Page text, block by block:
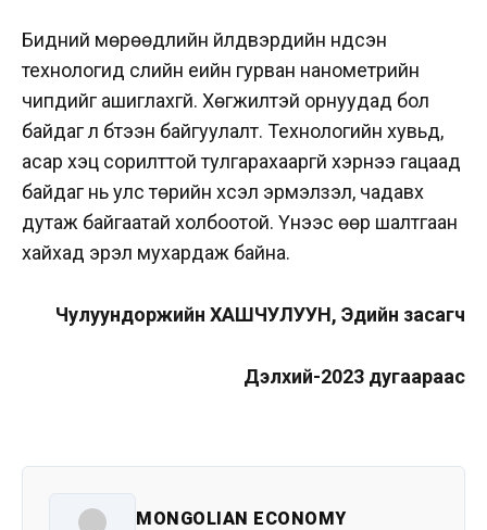
Бидний мөрөөдлийн үйлдвэрүүдийн үндсэн
технологид сүүлийн үеийн гурван нанометрийн
чипүүдийг ашиглахгүй. Хөгжилтэй орнуудад бол
байдаг л бүтээн байгуулалт. Технологийн хувьд,
асар хэцүү сорилттой тулгарахааргүй хэрнээ гацаад
байдаг нь улс төрийн хүсэл эрмэлзэл, чадавх
дутаж байгаатай холбоотой. Үүнээс өөр шалтгаан
хайхад эрэл мухардаж байна.
Чулуундоржийн ХАШЧУЛУУН, Эдийн засагч
Дэлхий-2023 дугаараас
MONGOLIAN ECONOMY